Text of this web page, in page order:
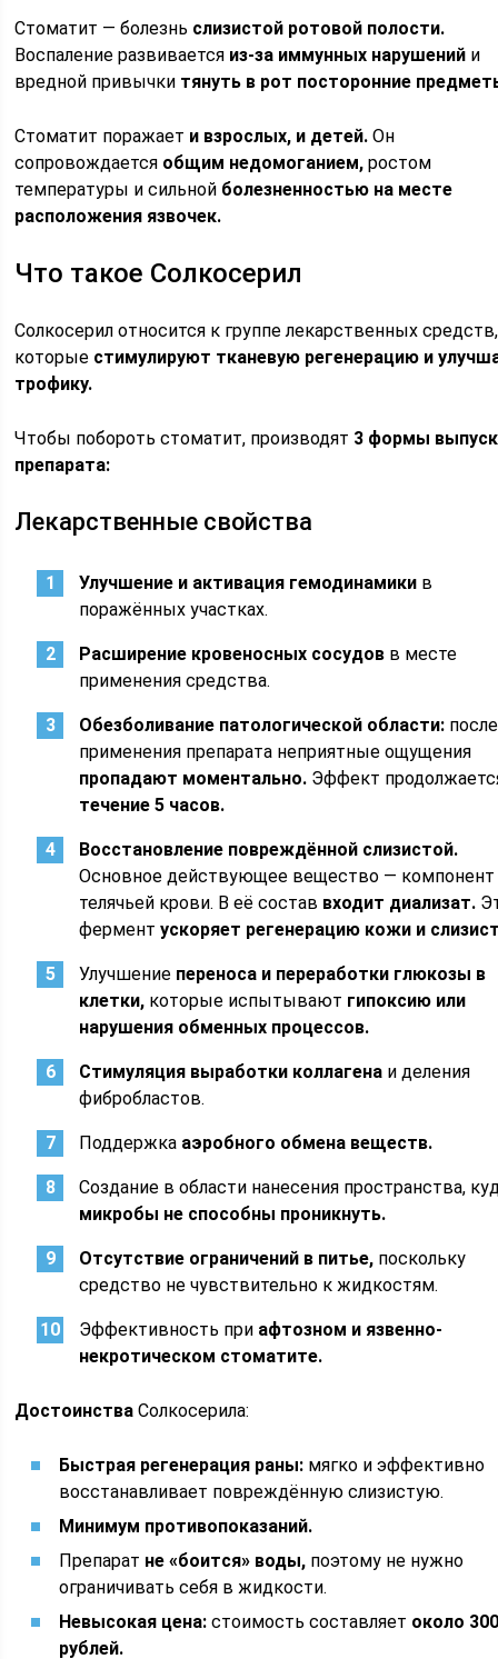
Стоматит — болезнь слизистой ротовой полости.
Воспаление развивается из-за иммунных нарушений и
вредной привычки тянуть в рот посторонние
Стоматит поражает и взрослых, и детей. Он
сопровождается общим недомоганием, ростом
температуры и сильной болезненностью на месте
расположения язвочек.
Что такое Солкосерил
Солкосерил относится к группе лекарственных средств,
которые стимулируют тканевую регенерацию и
трофику.
Чтобы побороть стоматит, производят 3 формы
препарата:
Лекарственные свойства
Улучшение и активация гемодинамики в
поражённых участках.
Расширение кровеносных сосудов в месте
применения средства.
Обезболивание патологической области: после
применения препарата неприятные ощущения
пропадают моментально. Эффект
течение 5 часов.
Восстановление повреждённой слизистой.
Основное действующее вещество — компонент
телячьей крови. В её состав входит диализат.
ферментускоряет регенерацию кожи и
Улучшение переноса и переработки глюкозы в
клетки, которые испытывают гипоксию или
нарушения обменных процессов.
Стимуляция выработки коллагена и деления
фибробластов.
Поддержка аэробного обмена веществ.
Создание в области нанесения пространства,
микробы не способны проникнуть.
Отсутствие ограничений в питье, поскольку
средство не чувствительно к жидкостям.
Эффективность при афтозном и язвенно-
некротическом стоматите.
Достоинства Солкосерила:
Быстрая регенерация раны: мягко и эффективно
восстанавливает повреждённую слизистую.
Минимум противопоказаний.
Препарат не «боится» воды, поэтому не нужно
ограничивать себя в жидкости.
Невысокая цена: стоимость составляет около
рублей.